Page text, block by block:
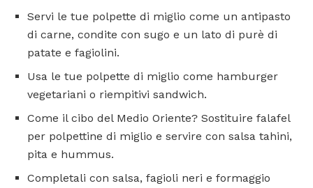
Servi le tue polpette di miglio come un antipasto
di carne, condite con sugo e un lato di purè di
patate e fagiolini.
Usa le tue polpette di miglio come hamburger
vegetariani o riempitivi sandwich.
Come il cibo del Medio Oriente? Sostituire falafel
per polpettine di miglio e servire con salsa tahini,
pita e hummus.
Completali con salsa, fagioli neri e formaggio